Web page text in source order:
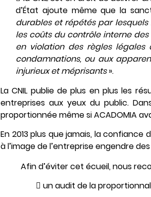
d’État ajoute même que la
durables et répétés par
les coûts du contrôle interne
en violation des règles
condamnations, ou aux
injurieux et méprisants».
La CNIL publie de plus en plus les
entreprises aux yeux du public.
proportionnée même si ACADOMIA
En 2013 plus que jamais, la
à l’image de l’entreprise engendre
Afin d’éviter cet écueil, nous
 un audit de la